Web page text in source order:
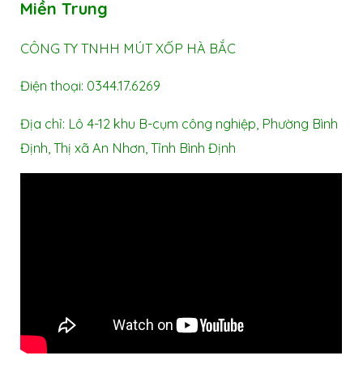
Miền Trung
CÔNG TY TNHH MÚT XỐP HÀ BẮC
Điện thoại: 0344.17.6269
Địa chỉ: Lô 4-12 khu B-cụm công nghiệp, Phường Bình
Định, Thị xã An Nhơn, Tỉnh Bình Định